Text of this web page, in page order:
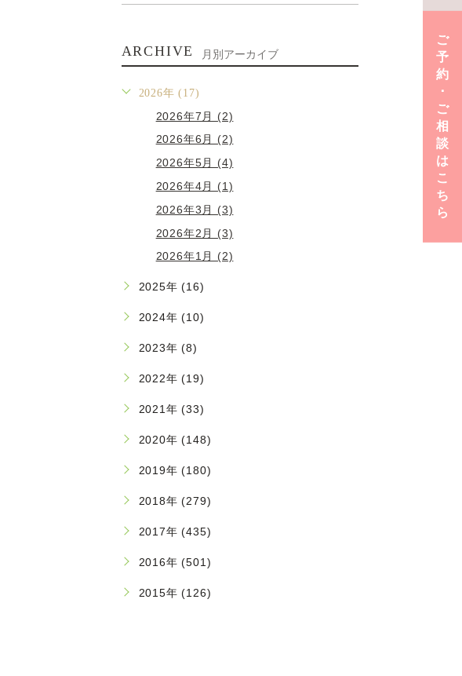
ご
予
約
･
ご
相
談
は
こ
ち
ら
ARCHIVE 月別アーカイブ
2026年 (17)
2026年7月 (2)
2026年6月 (2)
2026年5月 (4)
2026年4月 (1)
2026年3月 (3)
2026年2月 (3)
2026年1月 (2)
2025年 (16)
2024年 (10)
2023年 (8)
2022年 (19)
2021年 (33)
2020年 (148)
2019年 (180)
2018年 (279)
2017年 (435)
2016年 (501)
2015年 (126)